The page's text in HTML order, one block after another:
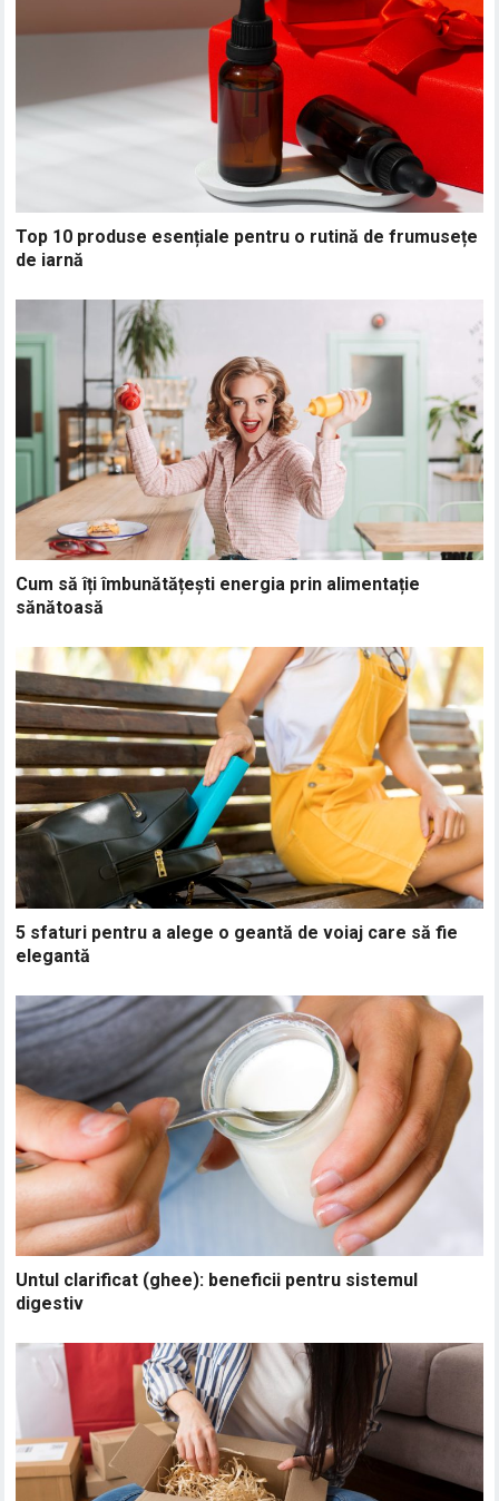
Top 10 produse esențiale pentru o rutină de frumusețe
de iarnă
Cum să îți îmbunătățești energia prin alimentație
sănătoasă
5 sfaturi pentru a alege o geantă de voiaj care să fie
elegantă
Untul clarificat (ghee): beneficii pentru sistemul
digestiv